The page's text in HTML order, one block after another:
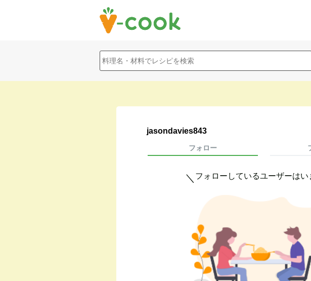
jasondavies843
フォロー
＼ フォローしているユーザーはい